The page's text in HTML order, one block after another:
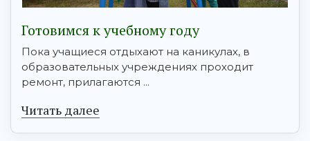
Готовимся к учебному году
Пока учащиеся отдыхают на каникулах, в
образовательных учреждениях проходит
ремонт, прилагаются ...
Читать далее